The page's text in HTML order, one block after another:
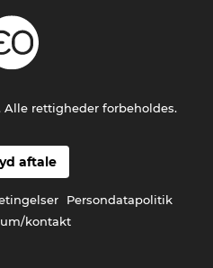
aftale
Persondatapolitik
kontakt
Alle rettigheder forbeholdes.